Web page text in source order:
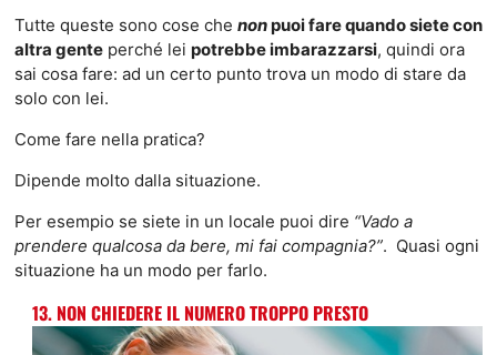
Tutte queste sono cose che nonpuoi fare quando siete con
altra genteperché lei potrebbe imbarazzarsi, quindi ora
sai cosa fare: ad un certo punto trova un modo di stare da
solo con lei.
Come fare nella pratica?
Dipende molto dalla situazione.
Per esempio se siete in un locale puoi dire “Vado a
prendere qualcosa da bere, mi fai compagnia?”. Quasi ogni
situazione ha un modo per farlo.
13. NON CHIEDERE IL NUMERO TROPPO PRESTO